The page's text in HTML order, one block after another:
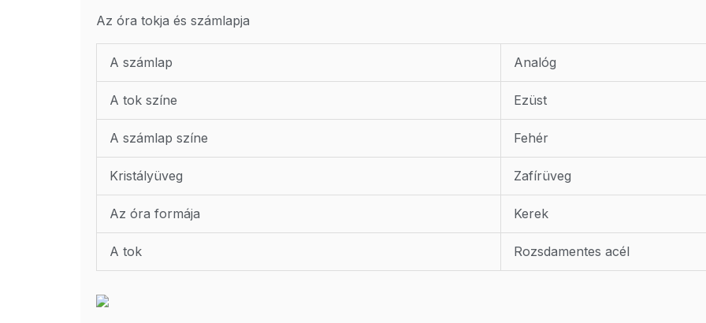
Az óra tokja és számlapja
A számlap Analóg
A tok színe Ezüst
A számlap színe Fehér
Kristályüveg Zafírüveg
Az óra formája Kerek
A tok Rozsdamentes acél